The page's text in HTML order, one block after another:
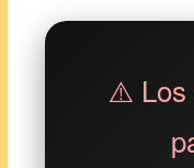
⚠️ Los